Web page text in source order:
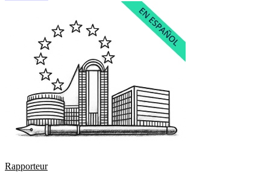
Rapporteur